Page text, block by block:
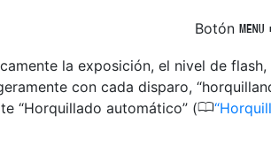
Botón G
la exposición, el nivel de
con cada disparo,
“Horquillado automático” (0